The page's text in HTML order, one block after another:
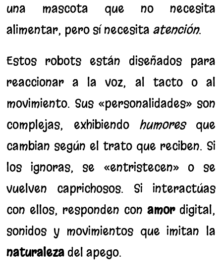
una mascota que no necesita
alimentar, pero sí necesita atención.
Estos robots están diseñados para
reaccionar a la voz, al tacto o al
movimiento. Sus «personalidades» son
complejas, exhibiendo humoresque
cambian según el trato que reciben. Si
los ignoras, se «entristecen» o se
vuelven caprichosos. Si interactúas
con ellos, responden con amordigital,
sonidos y movimientos que imitan la
naturaleza del apego.